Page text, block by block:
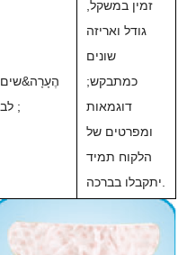
הֶעָרָה&שים
לב ;
זמין במשקל,
גודל ואריזה
שונים
כמתבקש;
דוגמאות
ומפרטים של
הלקוח תמיד